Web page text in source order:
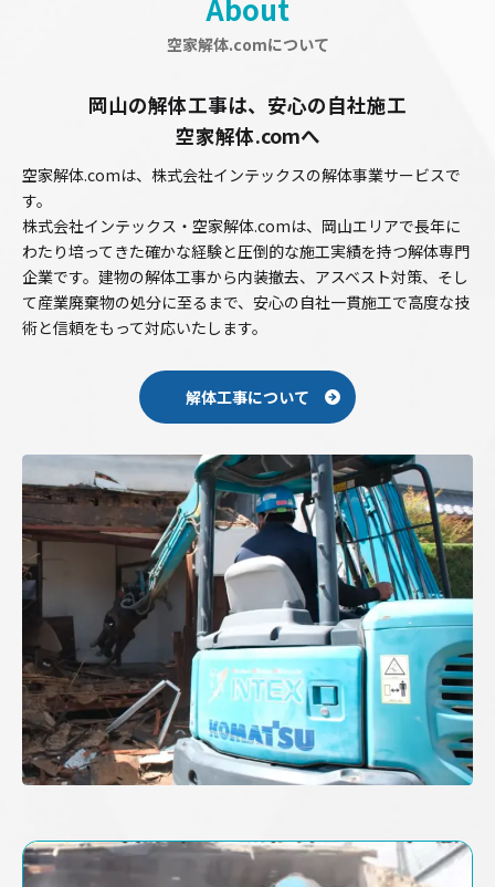
About
空家解体.comについて
岡山の解体工事は、安心の自社施工
空家解体.comへ
空家解体.comは、株式会社インテックスの解体事業サービスで
す。
株式会社インテックス・空家解体.comは、岡山エリアで長年に
わたり培ってきた確かな経験と圧倒的な施工実績を持つ解体専門
企業です。建物の解体工事から内装撤去、アスベスト対策、そし
て産業廃棄物の処分に至るまで、安心の自社一貫施工で高度な技
術と信頼をもって対応いたします。
解体工事について